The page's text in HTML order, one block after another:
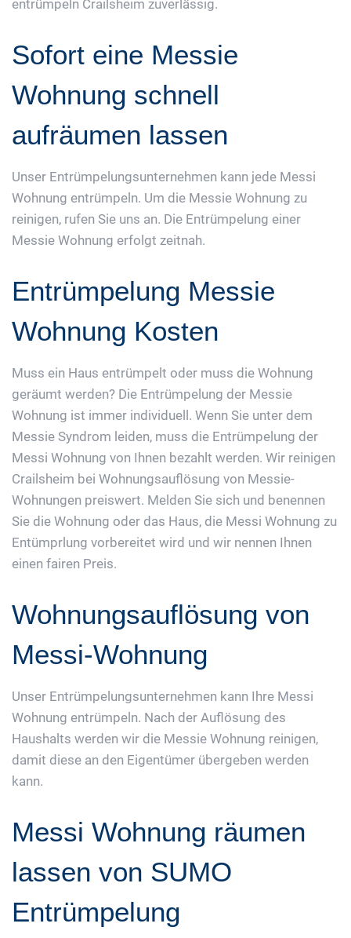
entrümpeln Crailsheim zuverlässig.
Sofort eine Messie
Wohnung schnell
aufräumen lassen
Unser Entrümpelungsunternehmen kann jede Messi
Wohnung entrümpeln. Um die Messie Wohnung zu
reinigen, rufen Sie uns an. Die Entrümpelung einer
Messie Wohnung erfolgt zeitnah.
Entrümpelung Messie
Wohnung Kosten
Muss ein Haus entrümpelt oder muss die Wohnung
geräumt werden? Die Entrümpelung der Messie
Wohnung ist immer individuell. Wenn Sie unter dem
Messie Syndrom leiden, muss die Entrümpelung der
Messi Wohnung von Ihnen bezahlt werden. Wir reinigen
Crailsheim bei Wohnungsauflösung von Messie-
Wohnungen preiswert. Melden Sie sich und benennen
Sie die Wohnung oder das Haus, die Messi Wohnung zu
Entümprlung vorbereitet wird und wir nennen Ihnen
einen fairen Preis.
Wohnungsauflösung von
Messi-Wohnung
Unser Entrümpelungsunternehmen kann Ihre Messi
Wohnung entrümpeln. Nach der Auflösung des
Haushalts werden wir die Messie Wohnung reinigen,
damit diese an den Eigentümer übergeben werden
kann.
Messi Wohnung räumen
lassen von SUMO
Entrümpelung